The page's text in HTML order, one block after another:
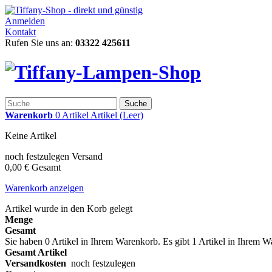
Anmelden
Kontakt
Rufen Sie uns an: 03322 425611
Suche
Warenkorb 0 Artikel Artikel (Leer)
Keine Artikel
noch festzulegen Versand
0,00 € Gesamt
Warenkorb anzeigen
Artikel wurde in den Korb gelegt
Menge
Gesamt
Sie haben 0 Artikel in Ihrem Warenkorb. Es gibt 1 Artikel in Ihrem
Gesamt Artikel
Versandkosten noch festzulegen